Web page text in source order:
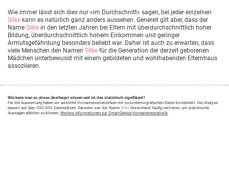
Wie immer lässt sich dies nur »im Durchschnitt« sagen, bei jeder einzelnen
Silke kann es natürlich ganz anders aussehen. Generell gilt aber, dass der
Name Silke in den letzten Jahren bei Eltern mit überdurchschnittlich hoher
Bildung, überdurchschnittlich hohem Einkommen und geringer
Armutsgefährdung besonders beliebt war. Daher ist auch zu erwarten, dass
viele Menschen den Namen Silke für die Generation der derzeit geborenen
Mädchen unterbewusst mit einem gebildeten und wohlhabenden Elternhaus
assoziieren.
Wie kann man so etwas überhaupt wissen und ist das statistisch signifikant?
Für die Auswertung haben wir amtliche Vornamensstatistiken mit soziodemografischen Daten kombiniert. Die Analyse
basiert auf über 300.000 Datensätzen. Darunter war der Name Silke hinreichend häufig vertreten, um statistische
Aussagen ableiten zu können. Weitere Informationen zur SmartGenius-Vornamensstatistik.